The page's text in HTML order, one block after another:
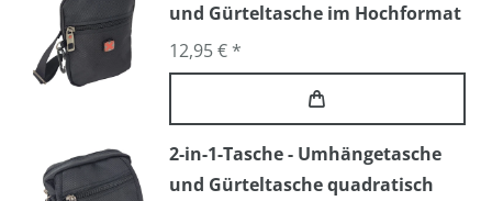
und Gürteltasche im Hochformat
12,95 € *
2-in-1-Tasche - Umhängetasche
und Gürteltasche quadratisch